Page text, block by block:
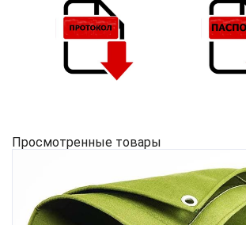
Просмотренные товары